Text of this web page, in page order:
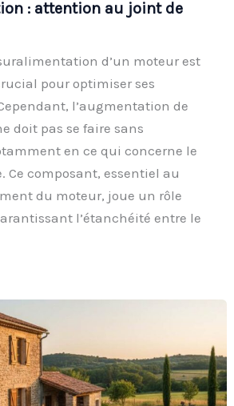
: attention au joint de
d’un moteur est
pour optimiser ses
l’augmentation de
doit pas se faire sans
en ce qui concerne le
Ce composant, essentiel au
du moteur, joue un rôle
l’étanchéité entre le